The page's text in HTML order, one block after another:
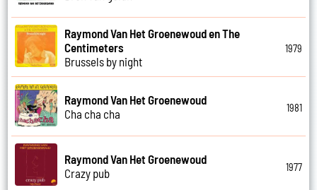
Raymond Van Het Groenewoud en The
Centimeters
Brussels by night
1979
Raymond Van Het Groenewoud
Cha cha cha
1981
Raymond Van Het Groenewoud
Crazy pub
1977